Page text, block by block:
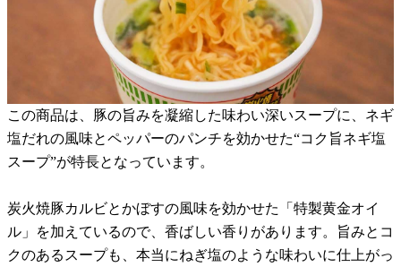
この商品は、豚の旨みを凝縮した味わい深いスープに、ネギ
塩だれの風味とペッパーのパンチを効かせた“コク旨ネギ塩
スープ”が特長となっています。
炭火焼豚カルビとかぼすの風味を効かせた「特製黄金オイ
ル」を加えているので、香ばしい香りがあります。旨みとコ
クのあるスープも、本当にねぎ塩のような味わいに仕上がっ